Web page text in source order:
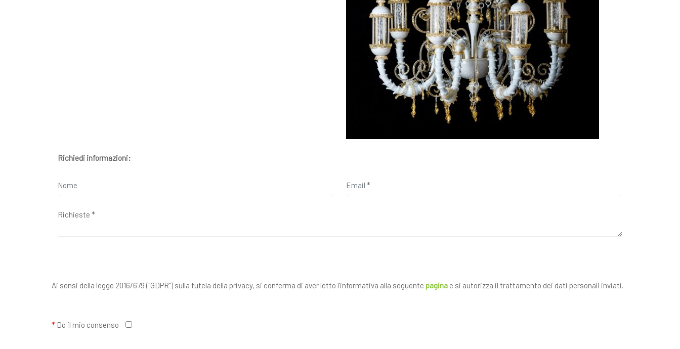
Richiedi informazioni:
Ai sensi della legge 2016/679 ("GDPR") sulla tutela della privacy, si conferma di aver letto l'informativa alla seguente pagina e si autorizza il trattamento dei dati personali inviati.
* Do il mio consenso